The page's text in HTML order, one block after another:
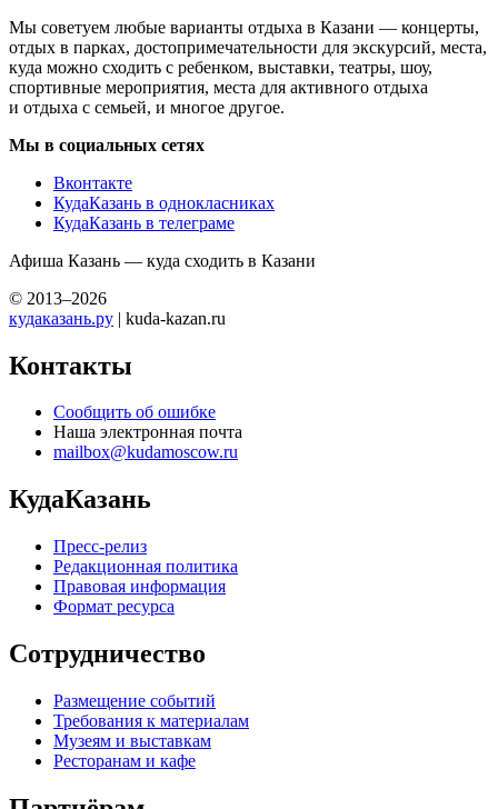
Мы советуем любые варианты отдыха в Казани — концерты,
отдых в парках, достопримечательности для экскурсий, места,
куда можно сходить с ребенком, выставки, театры, шоу,
спортивные мероприятия, места для активного отдыха
и отдыха с семьей, и многое другое.
Мы в социальных сетях
Вконтакте
КудаКазань в однокласниках
КудаКазань в телеграме
Афиша Казань — куда сходить в Казани
© 2013–2026
кудаказань.ру | kuda-kazan.ru
Контакты
Сообщить об ошибке
Наша электронная почта
mailbox@kudamoscow.ru
КудаКазань
Пресс-релиз
Редакционная политика
Правовая информация
Формат ресурса
Сотрудничество
Размещение событий
Требования к материалам
Музеям и выставкам
Ресторанам и кафе